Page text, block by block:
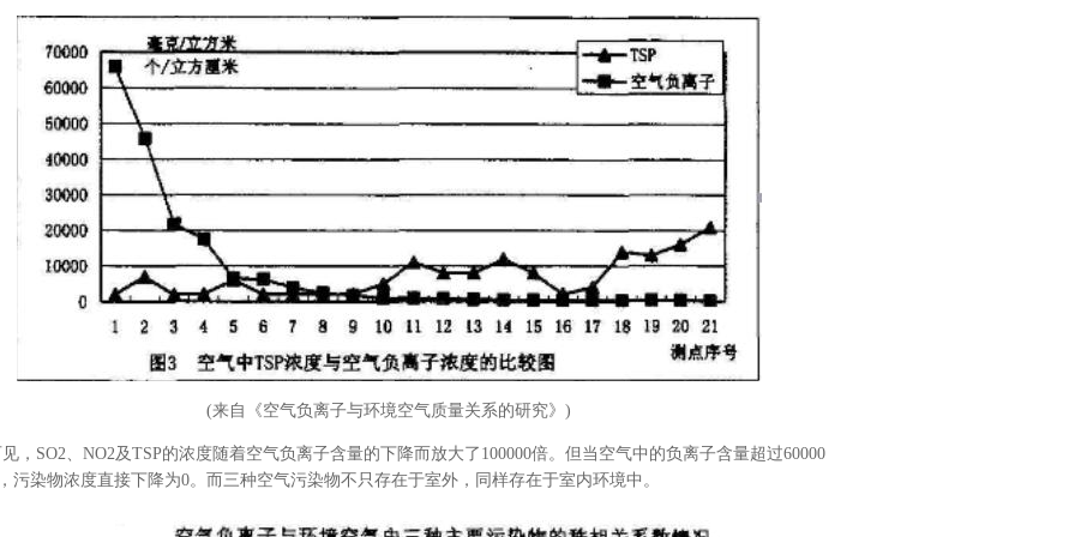
(来自《空气负离子与环境空气质量关系的研究》)
SO2、NO2及TSP的浓度随着空气负离子含量的下降而放大了100000倍。但当空气中的负离子含量超过60000
污染物浓度直接下降为0。而三种空气污染物不只存在于室外，同样存在于室内环境中。